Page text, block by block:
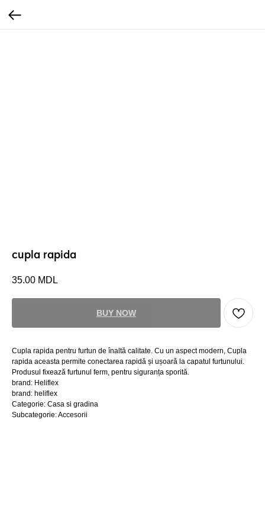
cupla rapida
35.00 MDL
BUY NOW
Cupla rapida pentru furtun de înaltă calitate. Cu un aspect modern, Cupla
rapida aceasta permite conectarea rapidă și ușoară la capatul furtunului.
Produsul fixează furtunul ferm, pentru siguranța sporită.
brand: Heliflex
brand: heliflex
Categorie: Casa si gradina
Subcategorie: Accesorii